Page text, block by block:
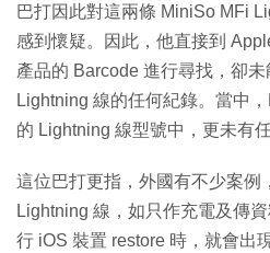
巴打因此對這兩條 MiniSo MFi
感到懷疑。因此，他直接到
產品的 Barcode 進行尋找，卻
Lightning 線的任何紀錄。當中
的 Lightning 線型號中，更未有
這位巴打更指，外國有不少案例
Lightning 線，如只作充電及傳
行 iOS 裝置 restore 時，就會出